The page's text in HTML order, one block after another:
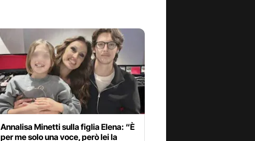
Annalisa Minetti sulla figlia Elena: “È
per me solo una voce, però lei la